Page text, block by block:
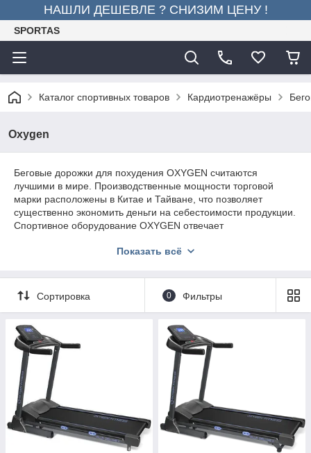
НАШЛИ ДЕШЕВЛЕ ? СНИЗИМ ЦЕНУ !
SPORTAS
Каталог спортивных товаров Кардиотренажёры
Oxygen
Беговые дорожки для похудения OXYGEN считаются
лучшими в мире. Производственные мощности торговой
марки расположены в Китае и Тайване, что позволяет
существенно экономить деньги на себестоимости продукции.
Спортивное оборудование OXYGEN отвечает
производстве разработчики используют экологически чистый
тренажеров не влияет на состояние человеческого здоровья.
Продукция бренда поставляется в крупные фитнес-центры и
спортивные залы
Показать всё
Сортировка 0 Фильтры